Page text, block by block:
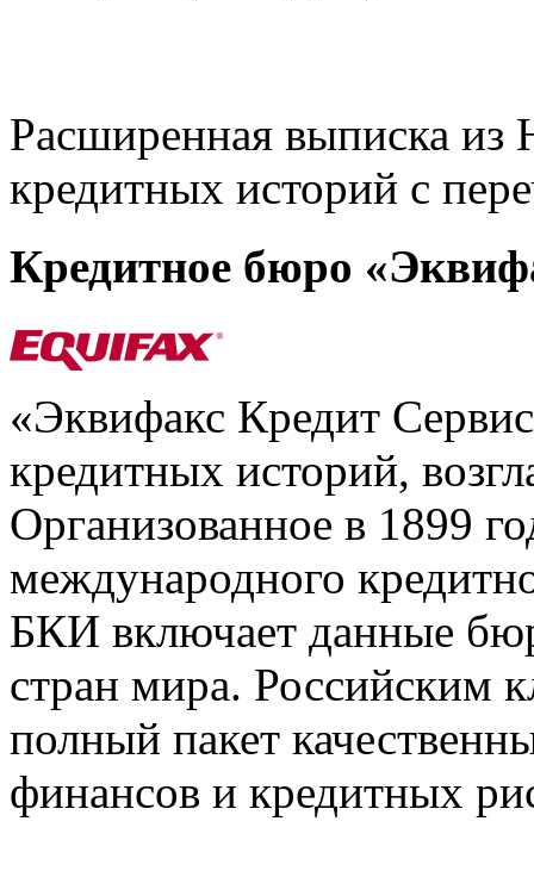
Расширенная выписка из
кредитных историй с
Кредитное бюро
«Эквифакс Кредит
кредитных историй,
Организованное в 1899
международного
БКИ включает данные
стран мира. Российским
полный пакет
финансов и кредитных